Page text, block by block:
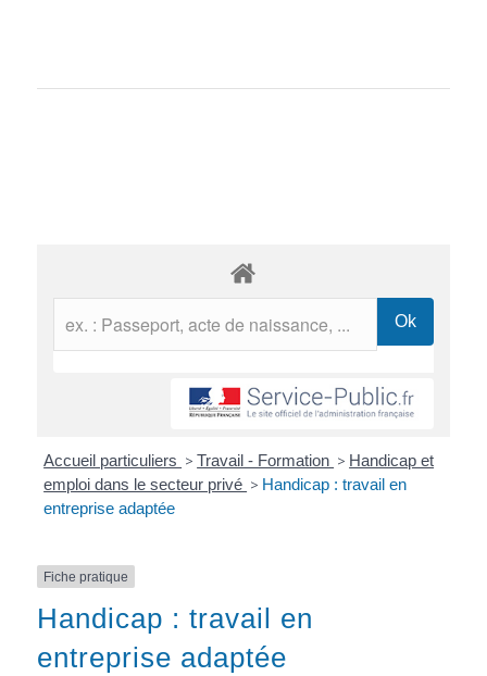
Accueil particuliers > Travail - Formation > Handicap et
emploi dans le secteur privé > Handicap : travail en
entreprise adaptée
Fiche pratique
Handicap : travail en
entreprise adaptée